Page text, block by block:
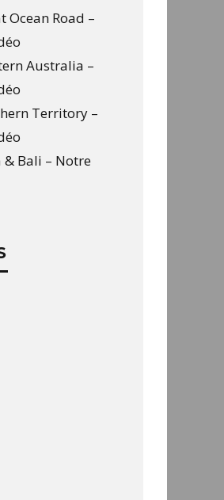
Ocean Road –
Australia –
Territory –
& Bali – Notre